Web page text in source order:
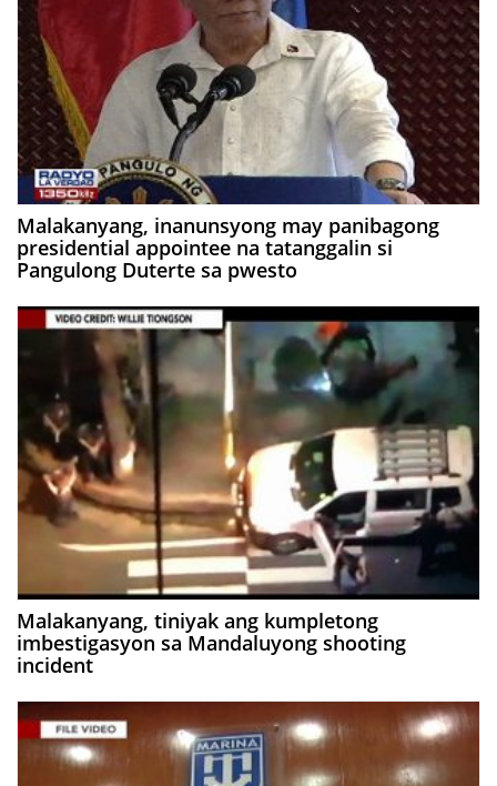
Malakanyang, inanunsyong may panibagong
presidential appointee na tatanggalin si
Pangulong Duterte sa pwesto
Malakanyang, tiniyak ang kumpletong
imbestigasyon sa Mandaluyong shooting
incident